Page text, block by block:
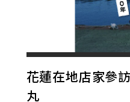
花蓮在地店家參
丸